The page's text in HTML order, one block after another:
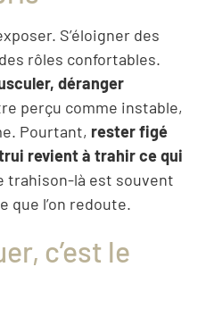
S’éloigner des
rôles confortables.
déranger
perçu comme instable,
Pourtant, rester figé
revient à trahir ce qui
trahison-là est souvent
que l’on redoute.
c’est le